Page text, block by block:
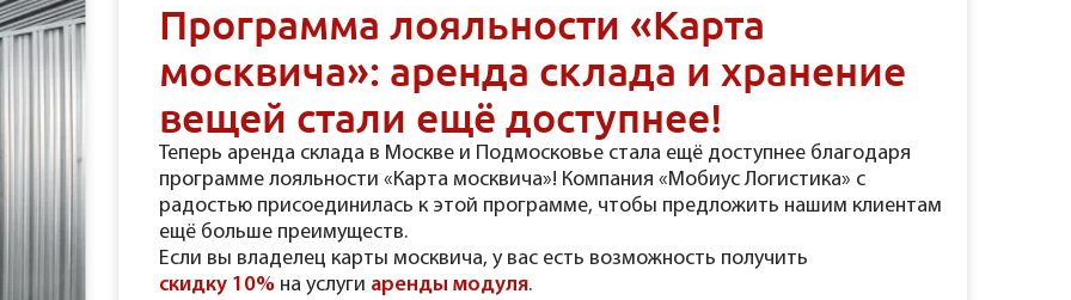
Программа лояльности «Карта
москвича»: аренда склада и хранение
вещей стали ещё доступнее!
Теперь аренда склада в Москве и Подмосковье стала ещё доступнее благодаря
программе лояльности «Карта москвича»! Компания «Мобиус Логистика» с
радостью присоединилась к этой программе, чтобы предложить нашим клиентам
ещё больше преимуществ.
Если вы владелец карты москвича, у вас есть возможность получить
скидку 10% на услуги аренды модуля.